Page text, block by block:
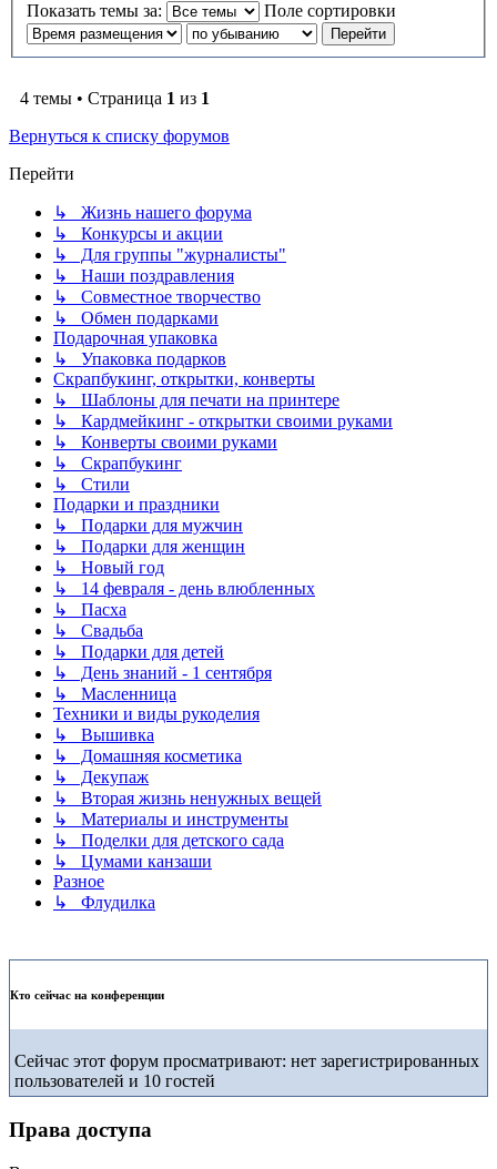
Показать темы за: Поле сортировки
4 темы • Страница 1 из 1
Вернуться к списку форумов
Перейти
↳ Жизнь нашего форума
↳ Конкурсы и акции
↳ Для группы "журналисты"
↳ Наши поздравления
↳ Совместное творчество
↳ Обмен подарками
Подарочная упаковка
↳ Упаковка подарков
Скрапбукинг, открытки, конверты
↳ Шаблоны для печати на принтере
↳ Кардмейкинг - открытки своими руками
↳ Конверты своими руками
↳ Скрапбукинг
↳ Стили
Подарки и праздники
↳ Подарки для мужчин
↳ Подарки для женщин
↳ Новый год
↳ 14 февраля - день влюбленных
↳ Пасха
↳ Свадьба
↳ Подарки для детей
↳ День знаний - 1 сентября
↳ Масленница
Техники и виды рукоделия
↳ Вышивка
↳ Домашняя косметика
↳ Декупаж
↳ Вторая жизнь ненужных вещей
↳ Материалы и инструменты
↳ Поделки для детского сада
↳ Цумами канзаши
Разное
↳ Флудилка
Кто сейчас на конференции
Сейчас этот форум просматривают: нет зарегистрированных
пользователей и 10 гостей
Права доступа